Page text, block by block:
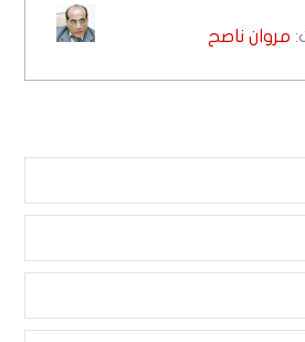
مروان ناصح